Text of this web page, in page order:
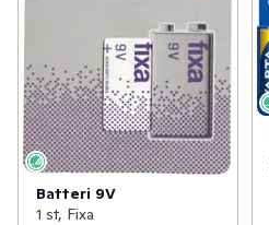
Batteri 9V
1 st, Fixa